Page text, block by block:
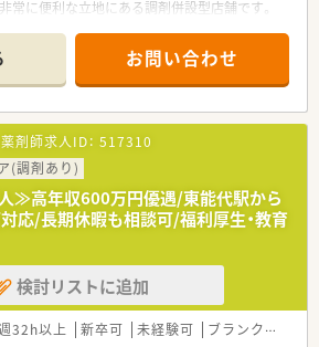
常に便利な立地にある調剤併設型店舗です。
広い内容の処方箋に触れることが可能です。
と調剤事務2名が在籍しており、少人数の体
ェーンならではのサポート体制が整っていま
】
収益を誇る大手小売グループの法人が運営し
のネットワークと安定した経営基盤を誇りま
ールを地域医療の拠点とするヘルスケアステ
掲げ、地域の健康をトータルで支えています。
しながらOTC販売や健康相談にも注力してお
分野から豊かな暮らしの実現に貢献していま
お問い合わせ
薬剤師求人ID： 517310
(調剤あり)
人≫高年収600万円優遇/東能代駅から
応/長期休暇も相談可/福利厚生・教育
検討リストに追加
32h以上 新卒可 未経験可 ブランク可